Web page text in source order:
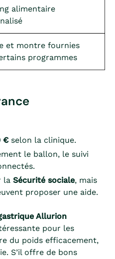
alimentaire
et montre fournies
programmes
€selon la clinique.
le ballon, le suivi
la Sécurité sociale, mais
proposer une aide.
Allurion
pour les
du poids efficacement,
S’il offre de bons